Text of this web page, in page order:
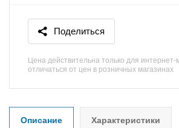
Поделиться
Цена действительна только для
отличаться от цен в розничных магазинах
Описание Характеристики